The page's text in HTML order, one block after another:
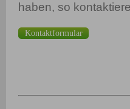
haben, so
Kontaktformular